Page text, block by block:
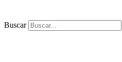
Buscar